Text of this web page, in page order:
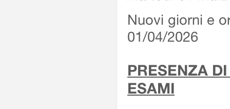
Nuovi giorni e
01/04/2026
PRESENZA
ESAMI